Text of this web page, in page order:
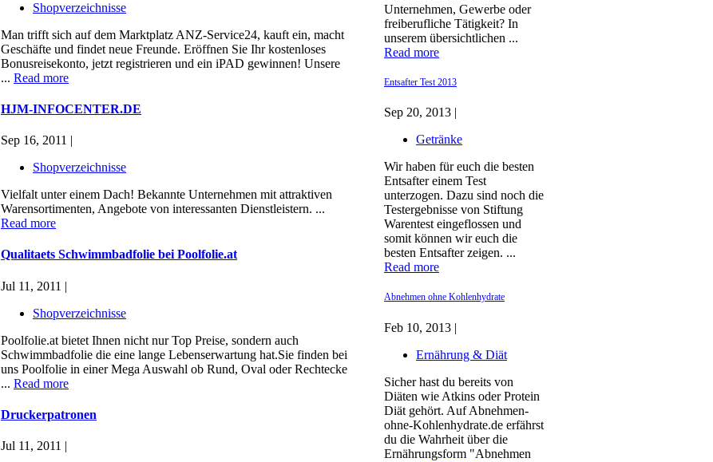
Unternehmen, Gewerbe oder
freiberufliche Tätigkeit? In
unserem übersichtlichen ...
Read more
Entsafter Test 2013
Sep 20, 2013 |
Getränke
Wir haben für euch die besten
Entsafter einem Test
unterzogen. Dazu sind noch die
Testergebnisse von Stiftung
Warentest eingeflossen und
somit können wir euch die
besten Entsafter zeigen. ...
Read more
Abnehmen ohne Kohlenhydrate
Feb 10, 2013 |
Ernährung & Diät
Sicher hast du bereits von
Diäten wie Atkins oder Protein
Diät gehört. Auf Abnehmen-
ohne-Kohlenhydrate.de erfährst
du die Wahrheit über die
Ernährungsform "Abnehmen
Shopverzeichnisse
Man trifft sich auf dem Marktplatz ANZ-Service24, kauft ein, macht
Geschäfte und findet neue Freunde. Eröffnen Sie Ihr kostenloses
Bonusreisekonto, jetzt registrieren und ein iPAD gewinnen! Unsere
... Read more
HJM-INFOCENTER.DE
Sep 16, 2011 |
Shopverzeichnisse
Vielfalt unter einem Dach! Bekannte Unternehmen mit attraktiven
Warensortimenten, Angebote von interessanten Dienstleistern. ...
Read more
Qualitaets Schwimmbadfolie bei Poolfolie.at
Jul 11, 2011 |
Shopverzeichnisse
Poolfolie.at bietet Ihnen nicht nur Top Preise, sondern auch
Schwimmbadfolie die eine lange Lebenserwartung hat.Sie finden bei
uns Poolfolie in einer Mega Auswahl ob Rund, Oval oder Rechtecke
... Read more
Druckerpatronen
Jul 11, 2011 |